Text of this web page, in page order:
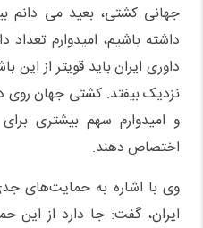
جهانی کشتی، بعید می دانم
داوری ایران باید قویتر از این
نزدیک بیفتد. کشتی جهان روی
و امیدوارم سهم بیشتری
اختصاص دهند.
وی با اشاره به حمایت‌های
ایران، گفت: جا دارد از این